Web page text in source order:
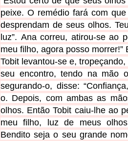
peixe. O remédio fará com
desprendam de seus olhos.
luz”. Ana correu, atirou-se ao
meu filho, agora posso morrer!”
Tobit levantou-se e,
seu encontro, tendo na mão
segurando-o, disse:
o. Depois, com ambas as
olhos. Então Tobit caiu-lhe ao
meu filho, luz de meus
Bendito seja o seu grande